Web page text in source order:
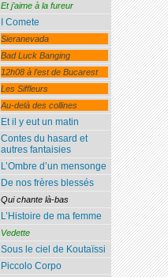
Et j’aime à la fureur
I Comete
Sieranevada
Bad Luck Banging
12h08 à l’est de Bucarest
Les Siffleurs
Au-delà des collines
Et il y eut un matin
Contes du hasard et
autres fantaisies
L’Ombre d’un mensonge
De nos frères blessés
Qui chante là-bas
L’Histoire de ma femme
Vedette
Sous le ciel de Koutaïssi
Piccolo Corpo